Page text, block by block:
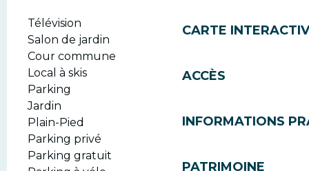
CARTE
ACCÈS
INFORMATIONS
PATRIMOINE
Télévision
Salon de jardin
Cour commune
Local à skis
Parking
Jardin
Plain-Pied
Parking privé
Parking gratuit